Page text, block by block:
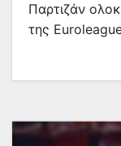
Παρτιζάν
της